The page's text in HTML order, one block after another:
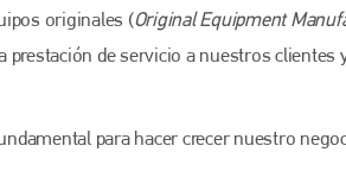
originales (Original Equipment
prestación de servicio a nuestros clientes
para hacer crecer nuestro
+44 (0)1296 642800
EMAIL